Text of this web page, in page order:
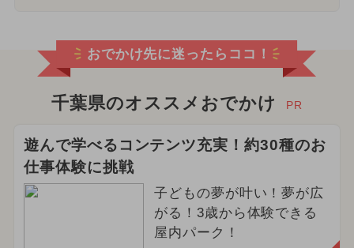
おでかけ先に迷ったらココ！
千葉県のオススメおでかけ PR
遊んで学べるコンテンツ充実！約30種のお
仕事体験に挑戦
子どもの夢が叶い！夢が広
がる！3歳から体験できる
屋内パーク！